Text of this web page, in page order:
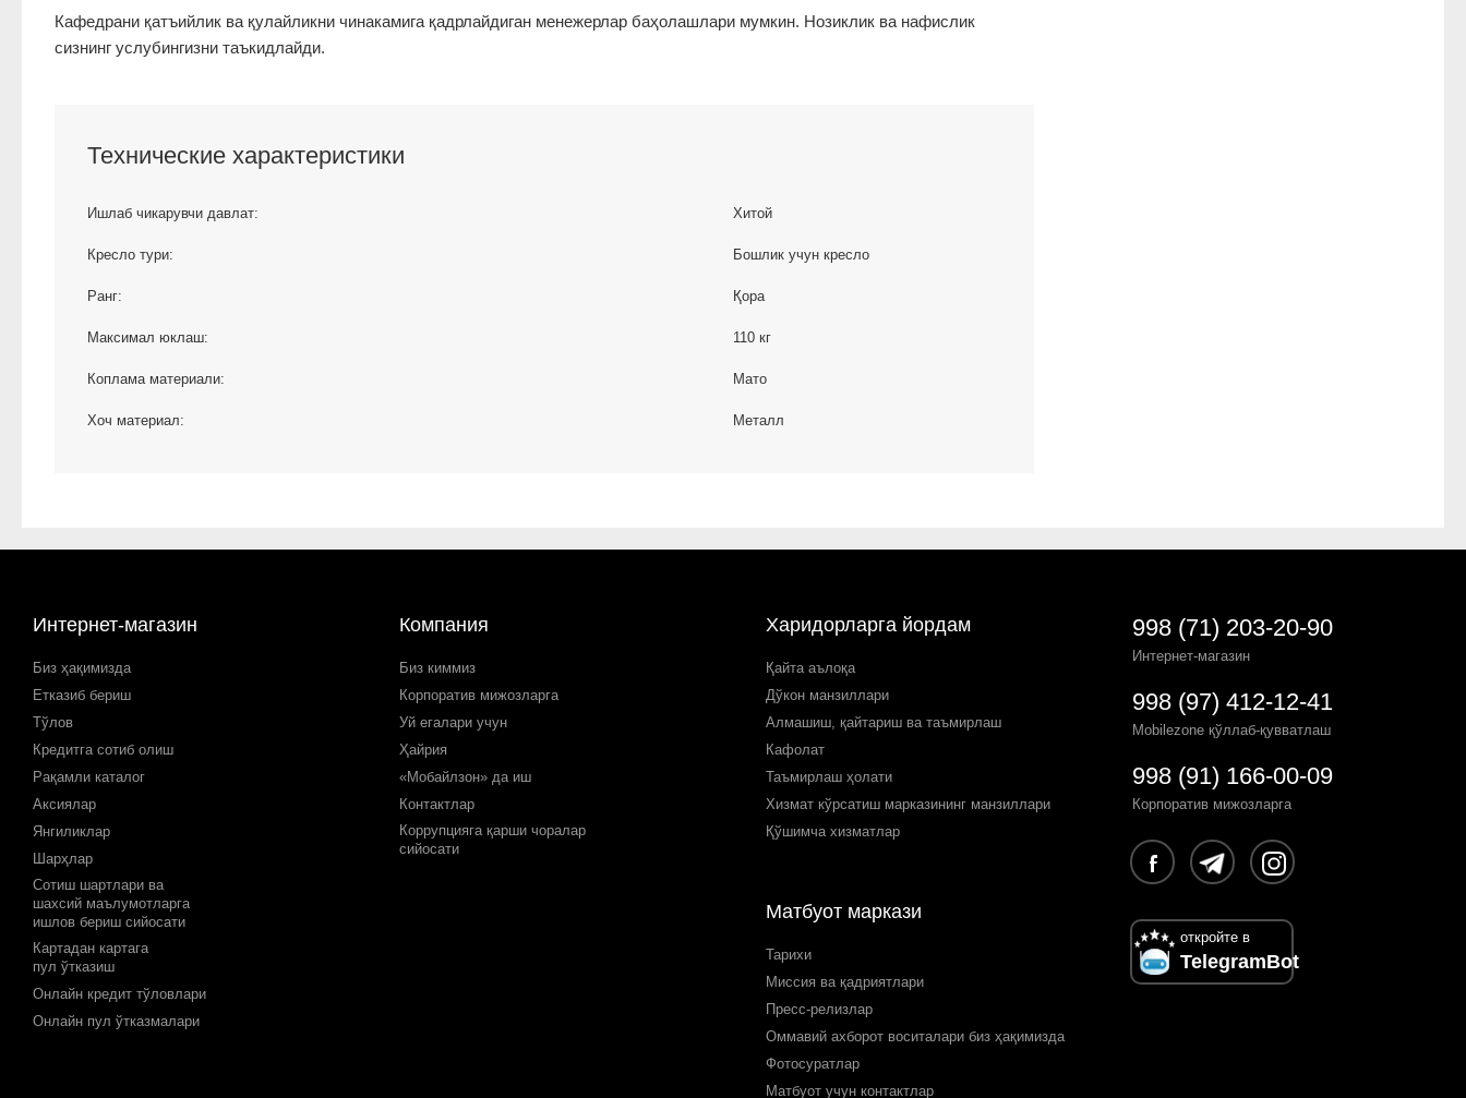
Кафедрани қатъийлик ва қулайликни чинакамига қадрлайдиган менежерлар баҳолашлари мумкин. Нозиклик ва нафислик
сизнинг услубингизни таъкидлайди.
Технические характеристики
Ишлаб чикарувчи давлат: Хитой
Кресло тури: Бошлик учун кресло
Ранг: Қора
Максимал юклаш: 110 кг
Коплама материали: Мато
Хоч материал: Металл
Интернет-магазин
Биз ҳақимизда
Етказиб бериш
Тўлов
Кредитга сотиб олиш
Рақамли каталог
Аксиялар
Янгиликлар
Шарҳлар
Сотиш шартлари ва
шахсий маълумотларга
ишлов бериш сийосати
Картадан картага
пул ўтказиш
Онлайн кредит тўловлари
Онлайн пул ўтказмалари
Компания
Биз киммиз
Корпоратив мижозларга
Уй егалари учун
Ҳайрия
«Мобайлзон» да иш
Контактлар
Коррупцияга қарши чоралар
сийосати
Харидорларга йордам
Қайта аълоқа
Дўкон манзиллари
Алмашиш, қайтариш ва таъмирлаш
Кафолат
Таъмирлаш ҳолати
Хизмат кўрсатиш марказининг манзиллари
Қўшимча хизматлар
Матбуот маркази
Тарихи
Миссия ва қадриятлари
Пресс-релизлар
Оммавий ахборот воситалари биз ҳақимизда
Фотосуратлар
Матбуот учун контактлар
998 (71) 203-20-90
Интернет-магазин
998 (97) 412-12-41
Mobilezone қўллаб-қувватлаш
998 (91) 166-00-09
Корпоратив мижозларга
откройте в
TelegramBot